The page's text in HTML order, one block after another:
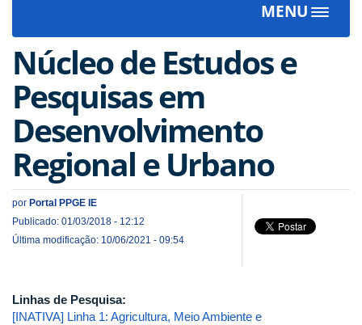
MENU
Toggle
Núcleo de Estudos e
Pesquisas em
Desenvolvimento
Regional e Urbano
por Portal PPGE IE
Publicado: 01/03/2018 - 12:12
Última modificação: 10/06/2021 - 09:54
Linhas de Pesquisa:
[INATIVA] Linha 1: Agricultura, Meio Ambiente e